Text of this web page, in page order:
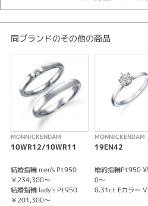
結婚指輪キュート
性別
メンズ
紹介文
MONNICKENDAM（ﾓﾆｯｹﾝﾀﾞﾑ） 14WR26/
地金はピンクゴールドとのコンビネーシ
遊び心が際立つリングです。
-MONNICKENDAM DIAMOND- モニッケ
モニッケンダムは、1890年にオランダ・
イギリスで発信する130年以上の歴史ある
同ブランドのその他の商品
MONNICKENDAM
10WR12/10WR11
結婚指輪 men's Pt950
￥234,300～
結婚指輪 lady's Pt950
￥201,300～
MONNICKENDAM
19EN42
婚約指輪Pt950
0～
0.31ct Eカラー